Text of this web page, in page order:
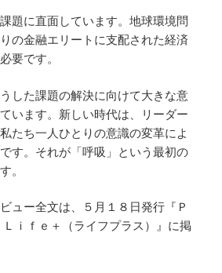
題に直面しています。地球環境問
の金融エリートに支配された経済
要です。
した課題の解決に向けて大きな意
います。新しい時代は、リーダー
たち一人ひとりの意識の変革によ
す。それが「呼吸」という最初の
。
ュー全文は、５月１８日発行『Ｐ
ｉｆｅ＋（ライフプラス）』に掲